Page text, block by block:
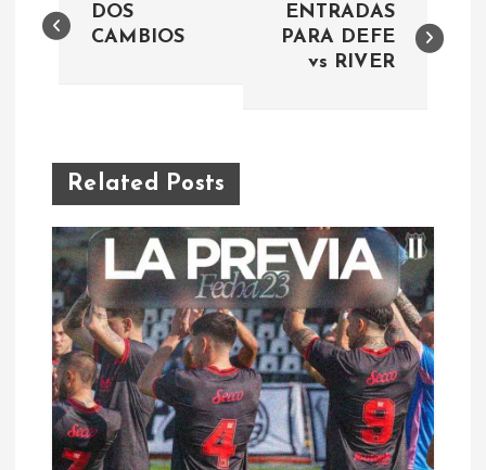
a
e
g
a
c
ó
DOS
CAMBIOS
ENTRADAS
PARA DEFE
vs RIVER
Related Posts